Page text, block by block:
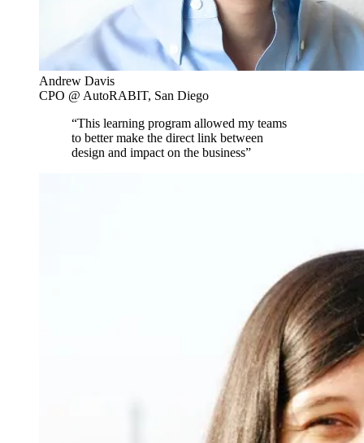
Andrew Davis
CPO @ AutoRABIT, San Diego
“This learning program allowed my teams
to better make the direct link between
design and impact on the business”